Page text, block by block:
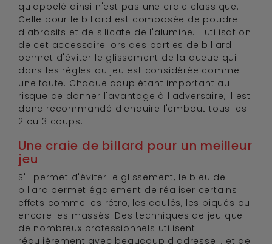
qu'appelé ainsi n'est pas une craie classique.
Celle pour le billard est composée de poudre
d'abrasifs et de silicate de l'alumine. L'utilisation
de cet accessoire lors des parties de billard
permet d'éviter le glissement de la queue qui
dans les règles du jeu est considérée comme
une faute. Chaque coup étant important au
risque de donner l'avantage à l'adversaire, il est
donc recommandé d'enduire l'embout tous les
2 ou 3 coups.
Une craie de billard pour un meilleur
jeu
S'il permet d'éviter le glissement, le bleu de
billard permet également de réaliser certains
effets comme les rétro, les coulés, les piqués ou
encore les massés. Des techniques de jeu que
de nombreux professionnels utilisent
régulièrement avec beaucoup d'adresse... et de